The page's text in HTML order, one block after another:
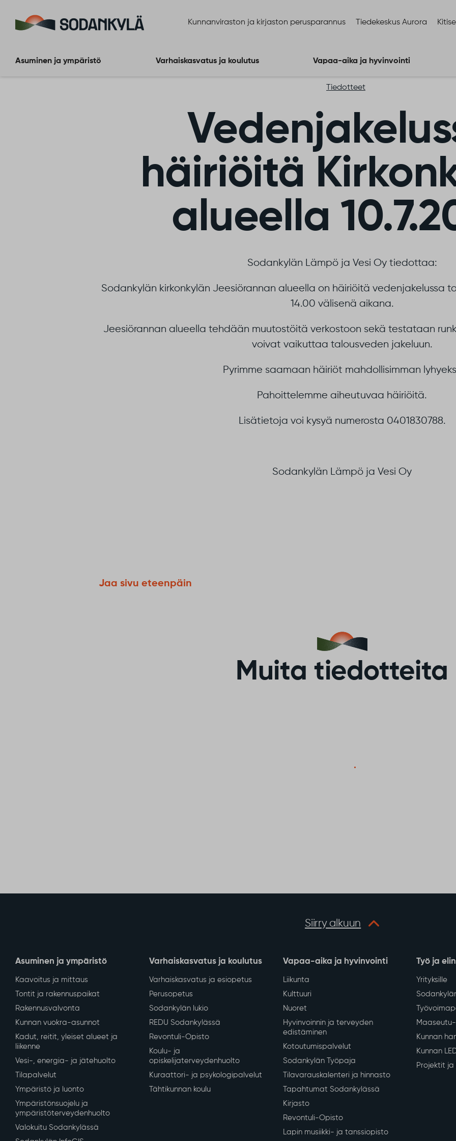
Kunnanviraston ja kirjaston perusparannus Tiedekeskus Aurora
Asuminen ja ympäristö Varhaiskasvatus ja koulutus Vapaa-aika ja hyvinvointi
Tiedotteet
häiriöitä
alueella
Sodankylän Lämpö ja Vesi Oy tiedottaa:
Sodankylän kirkonkylän Jeesiörannan alueella on häiriöitä vedenjakelussa
14.00 välisenä aikana.
Jeesiörannan alueella tehdään muutostöitä verkostoon sekä testataan
voivat vaikuttaa talousveden jakeluun.
Pyrimme saamaan häiriöt mahdollisimman
Pahoittelemme aiheutuvaa häiriöitä.
Lisätietoja voi kysyä numerosta 0401830788.
Sodankylän Lämpö ja Vesi Oy
Jaa sivu eteenpäin
Muita tiedotteita
Siirry alkuun
Asuminen ja ympäristö
Kaavoitus ja mittaus
Tontit ja rakennuspaikat
Rakennusvalvonta
Kunnan vuokra-asunnot
Kadut, reitit, yleiset alueet ja
liikenne
Vesi-, energia- ja jätehuolto
Tilapalvelut
Ympäristö ja luonto
Ympäristönsuojelu ja
ympäristöterveydenhuolto
Valokuitu Sodankylässä
Varhaiskasvatus ja koulutus
Varhaiskasvatus ja esiopetus
Perusopetus
Sodankylän lukio
REDU Sodankylässä
Revontuli-Opisto
Koulu- ja
opiskelijaterveydenhuolto
Kuraattori- ja psykologipalvelut
Tähtikunnan koulu
Vapaa-aika ja hyvinvointi
Liikunta
Kulttuuri
Nuoret
Hyvinvoinnin ja terveyden
edistäminen
Kotoutumispalvelut
Sodankylän Työpaja
Tilavarauskalenteri ja hinnasto
Tapahtumat Sodankylässä
Kirjasto
Revontuli-Opisto
Lapin musiikki- ja tanssiopisto
Työ ja
Yrityksille
Kunnan
Kunnan
Projektit ja